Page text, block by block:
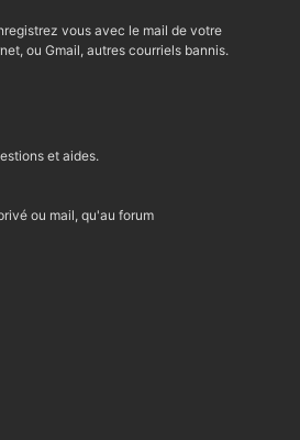
vous avec le mail de votre
ou Gmail, autres courriels bannis.
et aides.
ou mail, qu'au forum